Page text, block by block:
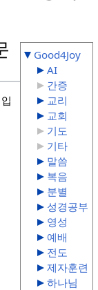
Good4Joy
AI
간증
교리
교회
기도
기타
말씀
복음
분별
성경공부
영성
예배
전도
제자훈련
하나님